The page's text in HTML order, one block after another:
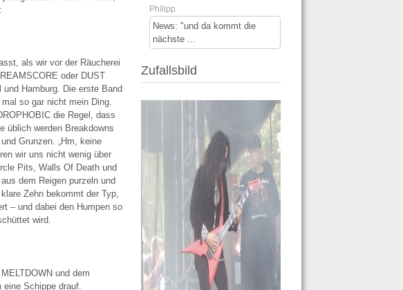
als wir vor der Räucherei
oder DUST
Hamburg. Die erste Band
so gar nicht mein Ding.
die Regel, dass
üblich werden Breakdowns
Grunzen. „Hm, keine
wir uns nicht wenig über
Pits, Walls Of Death und
dem Reigen purzeln und
Zehn bekommt der Typ,
– und dabei den Humpen so
wird.
und dem
Schippe drauf.
Philipp
News: "und da kommt die
nächste ...
Zufallsbild